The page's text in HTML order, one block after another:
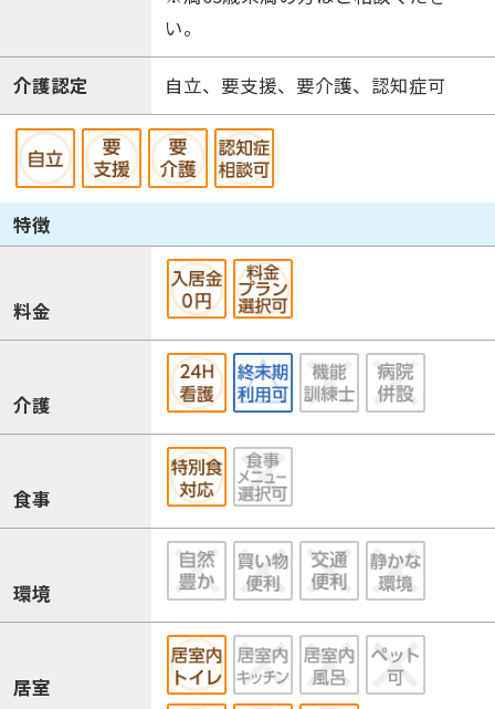
い。
介護認定 自立、要支援、要介護、認知症可
特徴
料金
介護
食事
環境
居室